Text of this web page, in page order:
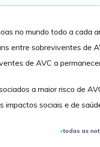
no mundo todo a cada
entre sobreviventes de
de AVC a
a maior risco de
impactos sociais e de
todas as